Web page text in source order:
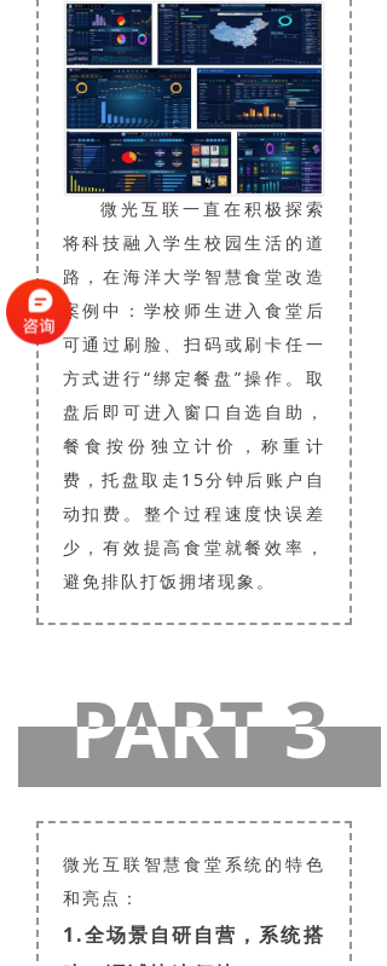
微光互联一直在积极探索
将科技融入学生校园生活的道
路，在海洋大学智慧食堂改造
案例中：学校师生进入食堂后
可通过刷脸、扫码或刷卡任一
方式进行“绑定餐盘”操作。取
盘后即可进入窗口自选自助，
餐食按份独立计价，称重计
费，托盘取走15分钟后账户自
动扣费。整个过程速度快误差
少，有效提高食堂就餐效率，
避免排队打饭拥堵现象。
PART 3
PART 3
微光互联智慧食堂系统的特色
和亮点：
1.全场景自研自营，系统搭